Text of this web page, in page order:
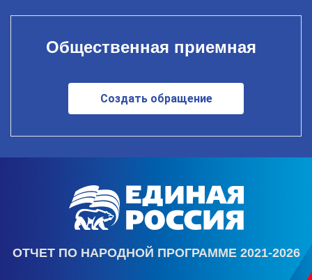
Общественная приемная
Создать обращение
ОТЧЕТ ПО НАРОДНОЙ ПРОГРАММЕ 2021-2026